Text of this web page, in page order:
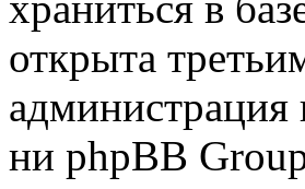
открыта
ни phpBB